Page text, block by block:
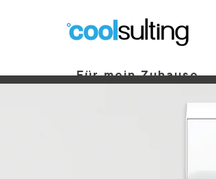
Für mein Zuhause